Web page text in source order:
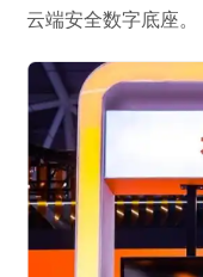
云端安全数字底座。